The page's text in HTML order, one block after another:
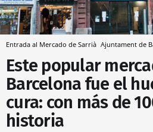
Entrada al Mercado de Sarrià Ajuntament de
Este popular
Barcelona fue el
cura: con más de
historia